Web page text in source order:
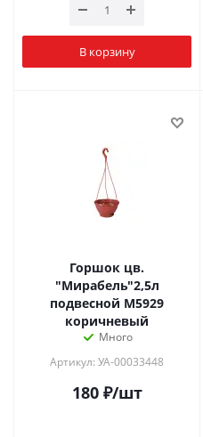
В корзину
Горшок цв.
"Мирабель"2,5л
подвесной М5929
коричневый
Много
Артикул: УА-00033448
180₽/шт